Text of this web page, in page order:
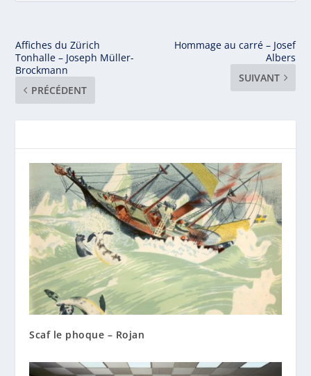
Affiches du Zürich
Tonhalle – Joseph Müller-
Brockmann
PRÉCÉDENT
Hommage au carré – Josef
Albers
SUIVANT
Scaf le phoque – Rojan